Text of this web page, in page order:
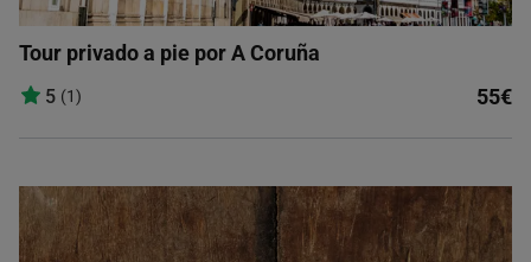
Tour privado a pie por A Coruña
5 (1) 55€